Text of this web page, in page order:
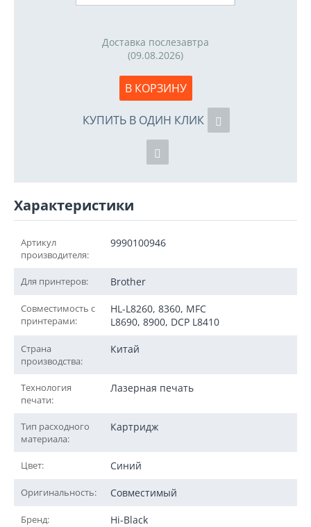
Доставка послезавтра
(09.08.2026)
В КОРЗИНУ
КУПИТЬ В ОДИН КЛИК
Характеристики
Артикул
производителя:
9990100946
Для принтеров: Brother
Совместимость с
принтерами:
HL-L8260, 8360, MFC
L8690, 8900, DCP L8410
Страна
производства:
Китай
Технология
печати:
Лазерная печать
Тип расходного
материала:
Картридж
Цвет: Синий
Оригинальность: Совместимый
Бренд: Hi-Black